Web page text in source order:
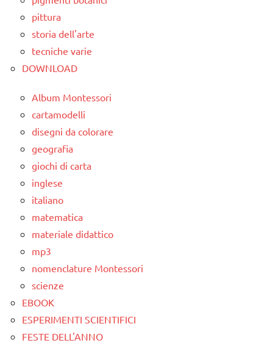
pittura
storia dell'arte
tecniche varie
DOWNLOAD
Album Montessori
cartamodelli
disegni da colorare
geografia
giochi di carta
inglese
italiano
matematica
materiale didattico
mp3
nomenclature Montessori
scienze
EBOOK
ESPERIMENTI SCIENTIFICI
FESTE DELL'ANNO